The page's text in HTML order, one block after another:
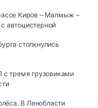
Киров – Малмыж –
автоцистерной
столкнулись
тремя грузовиками
В Ленобласти